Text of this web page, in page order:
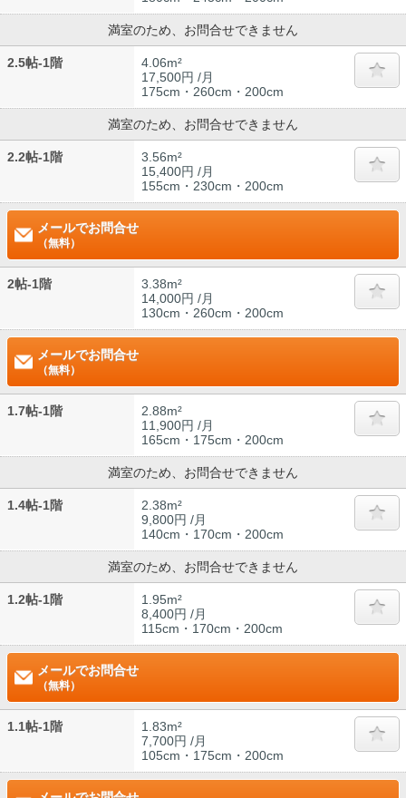
満室のため、お問合せできません
2.5帖-1階
4.06m²
17,500円 /月
175cm・260cm・200cm
満室のため、お問合せできません
2.2帖-1階
3.56m²
15,400円 /月
155cm・230cm・200cm
メールでお問合せ
（無料）
2帖-1階
3.38m²
14,000円 /月
130cm・260cm・200cm
メールでお問合せ
（無料）
1.7帖-1階
2.88m²
11,900円 /月
165cm・175cm・200cm
満室のため、お問合せできません
1.4帖-1階
2.38m²
9,800円 /月
140cm・170cm・200cm
満室のため、お問合せできません
1.2帖-1階
1.95m²
8,400円 /月
115cm・170cm・200cm
メールでお問合せ
（無料）
1.1帖-1階
1.83m²
7,700円 /月
105cm・175cm・200cm